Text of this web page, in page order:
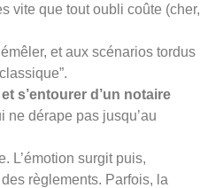
vite que tout oubli coûte (cher,
et aux scénarios tordus
s’entourer d’un notaire
ne dérape pas jusqu’au
L’émotion surgit puis,
règlements. Parfois, la